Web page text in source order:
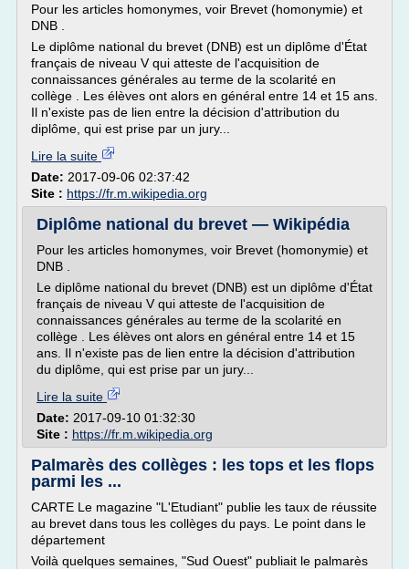
Pour les articles homonymes, voir Brevet (homonymie) et
DNB .
Le diplôme national du brevet (DNB) est un diplôme d'État
français de niveau V qui atteste de l'acquisition de
connaissances générales au terme de la scolarité en
collège . Les élèves ont alors en général entre 14 et 15 ans.
Il n'existe pas de lien entre la décision d'attribution du
diplôme, qui est prise par un jury...
Lire la suite
Date: 2017-09-06 02:37:42
Site : https://fr.m.wikipedia.org
Diplôme national du brevet — Wikipédia
Pour les articles homonymes, voir Brevet (homonymie) et
DNB .
Le diplôme national du brevet (DNB) est un diplôme d'État
français de niveau V qui atteste de l'acquisition de
connaissances générales au terme de la scolarité en
collège . Les élèves ont alors en général entre 14 et 15
ans. Il n'existe pas de lien entre la décision d'attribution
du diplôme, qui est prise par un jury...
Lire la suite
Date: 2017-09-10 01:32:30
Site : https://fr.m.wikipedia.org
Palmarès des collèges : les tops et les flops
parmi les ...
CARTE Le magazine "L'Etudiant" publie les taux de réussite
au brevet dans tous les collèges du pays. Le point dans le
département
Voilà quelques semaines, "Sud Ouest" publiait le palmarès